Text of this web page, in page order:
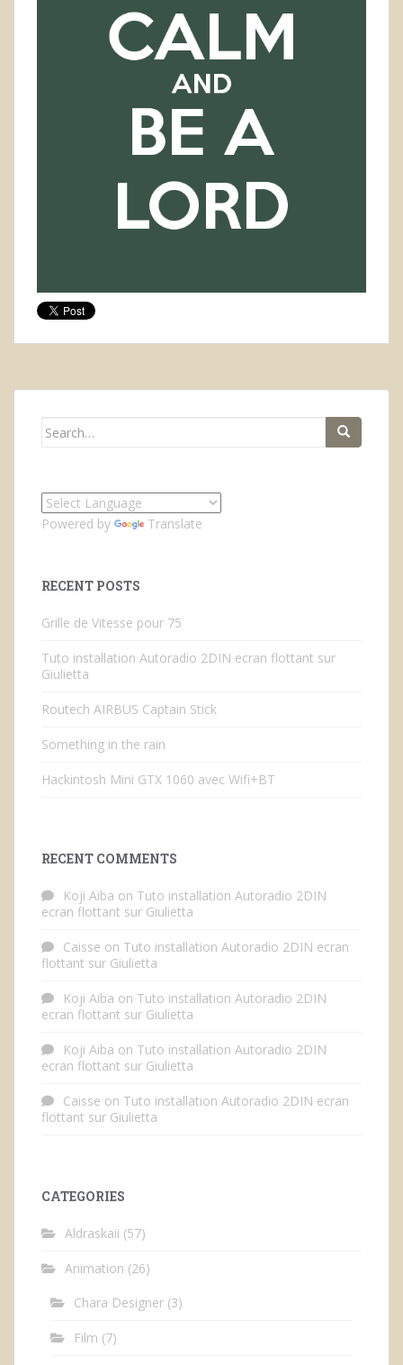
Search
Powered by Translate
RECENT POSTS
Grille de Vitesse pour 75
Tuto installation Autoradio 2DIN ecran flottant sur
Giulietta
Routech AIRBUS Captain Stick
Something in the rain
Hackintosh Mini GTX 1060 avec Wifi+BT
RECENT COMMENTS
Koji Aiba on Tuto installation Autoradio 2DIN
ecran flottant sur Giulietta
Caisse on Tuto installation Autoradio 2DIN ecran
flottant sur Giulietta
Koji Aiba on Tuto installation Autoradio 2DIN
ecran flottant sur Giulietta
Koji Aiba on Tuto installation Autoradio 2DIN
ecran flottant sur Giulietta
Caisse on Tuto installation Autoradio 2DIN ecran
flottant sur Giulietta
CATEGORIES
Aldraskaii (57)
Animation (26)
Chara Designer (3)
Film (7)